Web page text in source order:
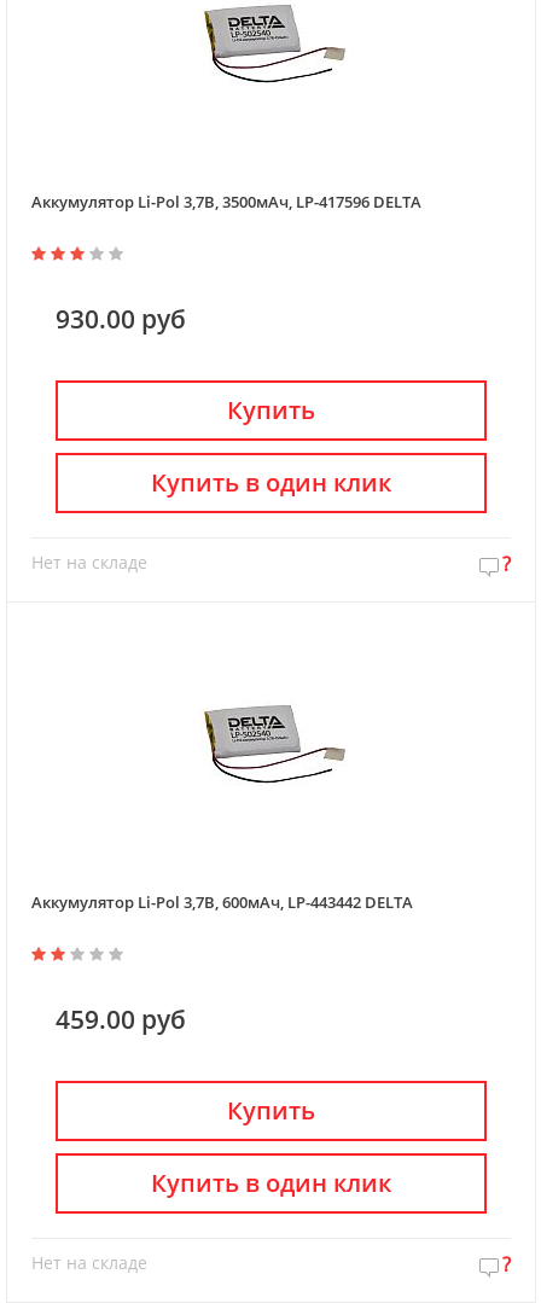
Аккумулятор Li-Pol 3,7В, 3500мАч, LP-417596 DELTA
930.00 руб
Купить
Нет на складе ?
Купить в один клик
Аккумулятор Li-Pol 3,7В, 600мАч, LP-443442 DELTA
459.00 руб
Купить
Нет на складе ?
Купить в один клик